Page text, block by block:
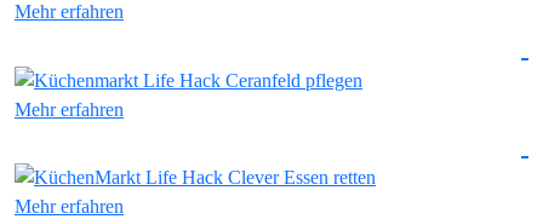
Mehr erfahren
Mehr erfahren
Mehr erfahren